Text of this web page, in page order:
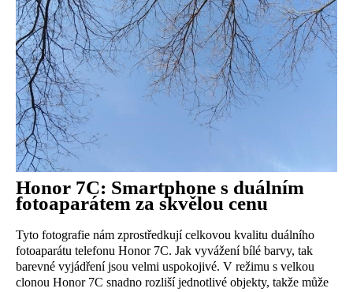
Honor 7C: Smartphone s duálním
fotoaparátem za skvělou cenu
Tyto fotografie nám zprostředkují celkovou kvalitu duálního
fotoaparátu telefonu Honor 7C. Jak vyvážení bílé barvy, tak
barevné vyjádření jsou velmi uspokojivé. V režimu s velkou
clonou Honor 7C snadno rozliší jednotlivé objekty, takže může